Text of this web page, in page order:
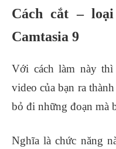
Cách cắt –
Camtasia 9
Với cách làm này
video của bạn ra
bỏ đi những đoạn mà
Nghĩa là chức năng